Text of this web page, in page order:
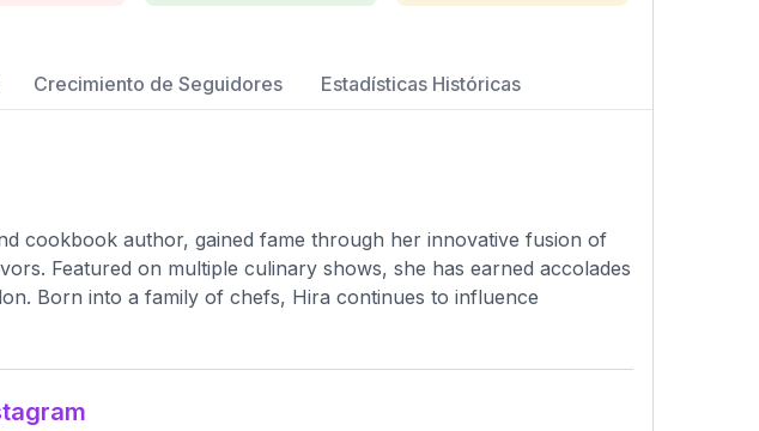
Crecimiento de Seguidores Estadísticas Históricas
cookbook author, gained fame through her innovative fusion of
Featured on multiple culinary shows, she has earned accolades
Born into a family of chefs, Hira continues to influence